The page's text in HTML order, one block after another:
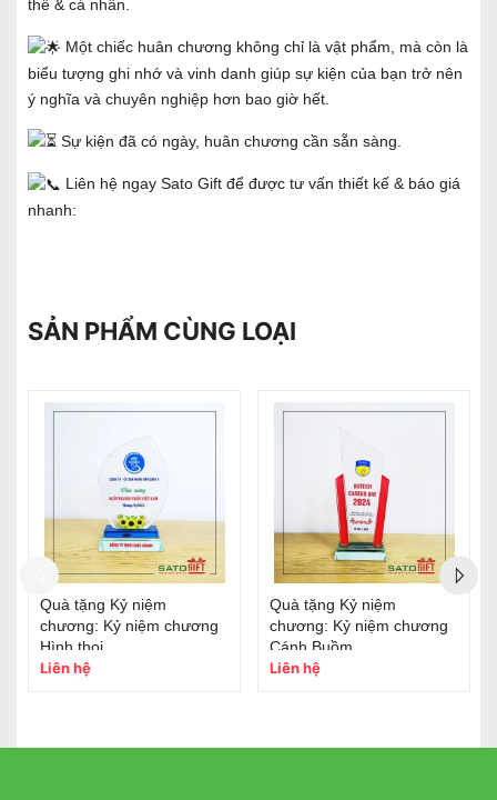
thể & cá nhân.
Một chiếc huân chương không chỉ là vật phẩm, mà còn là
biểu tượng ghi nhớ và vinh danh giúp sự kiện của bạn trở nên
ý nghĩa và chuyên nghiệp hơn bao giờ hết.
Sự kiện đã có ngày, huân chương cần sẵn sàng.
Liên hệ ngay Sato Gift để được tư vấn thiết kế & báo giá
nhanh:
SẢN PHẨM CÙNG LOẠI
Quà tặng Kỷ niệm
chương: Kỷ niệm chương
hình Tròn
Liên hệ
Quà tặng Kỷ niệm
chương: Kỷ niệm chương
2 lớp hình Ngũ giác
Liên hệ